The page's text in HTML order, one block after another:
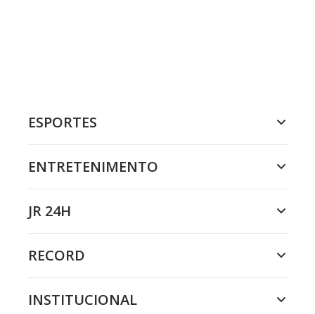
ESPORTES
ENTRETENIMENTO
JR 24H
RECORD
INSTITUCIONAL